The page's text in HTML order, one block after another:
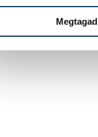
Megtagad